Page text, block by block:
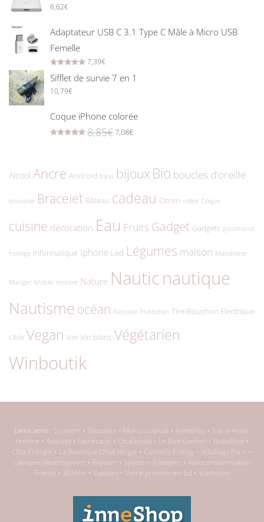
6,62€
Adaptateur USB C 3.1 Type C Mâle à Micro USB
Femelle
Rated5.00
7,39€
Sifflet de survie 7 en 1
10,79€
Coque iPhone colorée
Rated5.00out of 5
8,85€7,08€
Alcool Ancre Android bijou bijoux Bio boucles d'oreille
boussole Bracelet Bâteau cadeau CItron collier Coque
cuisine décoration Eau Fruits Gadget Gadgets gourmand
horloge Informatique Iphone Led Légumes maison Mandoline
Manger Mobile montre Nature Nauticnautique
Nautisme océan Pancake Protection Tire-Bouchon Electrique
Utile Vegan Vin Vin blanc Végétarien
Winboutik
Liens amis : Systrem • Shopiwin • Mon parapluie • Inneshop • Sac-a-main-
femme • Aabrupt • Generator • OttaGroup • Le Bon Confort • BoboBird •
Otta Energie • La Boutique OttaEnergie • Conseils Energy • Villabaga Paris •
canopée development • Bajoom • Systrem-Energies • Autoconsommation
France • 301film • Valodev • Votre-prenom-en-bd • Viadecom